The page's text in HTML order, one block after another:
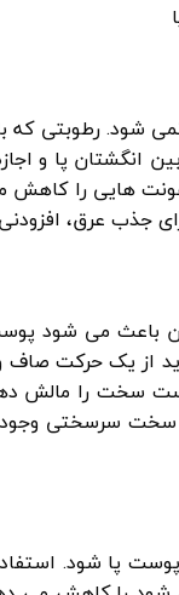
شود. رطوبتی که
انگشتان پا و
هایی را
جذب عرق،
باعث می شود
از یک حرکت صاف
سخت را مالش
سخت سرسختی
پا شود.